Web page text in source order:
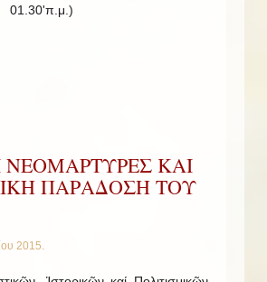
01.30'π.μ.)
ΝΕΟΜΑΡΤΥΡΕΣ ΚΑΙ
ΠΑΡΑΔΟΣΗ ΤΟΥ
2015.